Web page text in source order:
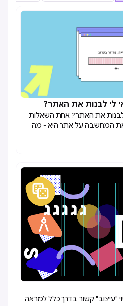
לי לבנות את האתר?
לבנות את האתר? אחת השאלות
את המחשבה על אתר היא - מה
לאתר שלי? בעולם בו כמעט כל
אתר, צריך לחשוב טוב טוב
"עיצוב" קשור בדרך כלל למראה